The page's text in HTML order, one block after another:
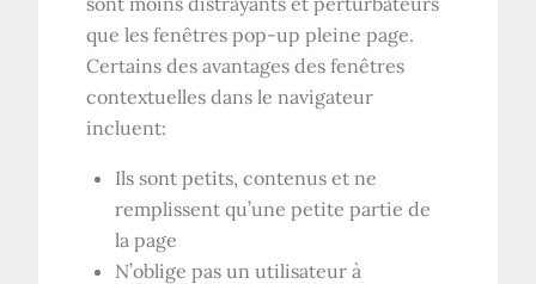
que les fenêtres pop-up pleine page.
Certains des avantages des fenêtres
contextuelles dans le navigateur
incluent:
Ils sont petits, contenus et ne
remplissent qu’une petite partie de
la page
N’oblige pas un utilisateur à